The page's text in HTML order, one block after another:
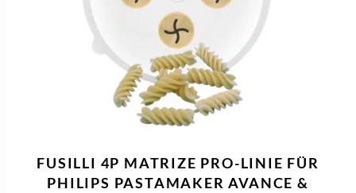
FUSILLI 4P MATRIZE PRO-LINIE FÜR
PHILIPS PASTAMAKER AVANCE &